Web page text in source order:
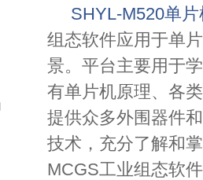
SHYL-M520单
组态软件应用于单
景。平台主要用于
有单片机原理、各
提供众多外围器件
技术，充分了解和
MCGS工业组态软